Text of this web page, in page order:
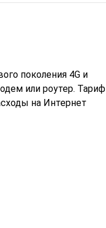
поколения 4G и
или роутер. Тариф
на Интернет